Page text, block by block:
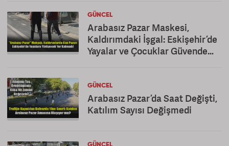
GÜNCEL
Arabasız Pazar Maskesi,
Kaldırımdaki İşgal: Eskişehir’de
Yayalar ve Çocuklar Güvende
GÜNCEL
Arabasız Pazar’da Saat Değişti,
Katılım Sayısı Değişmedi